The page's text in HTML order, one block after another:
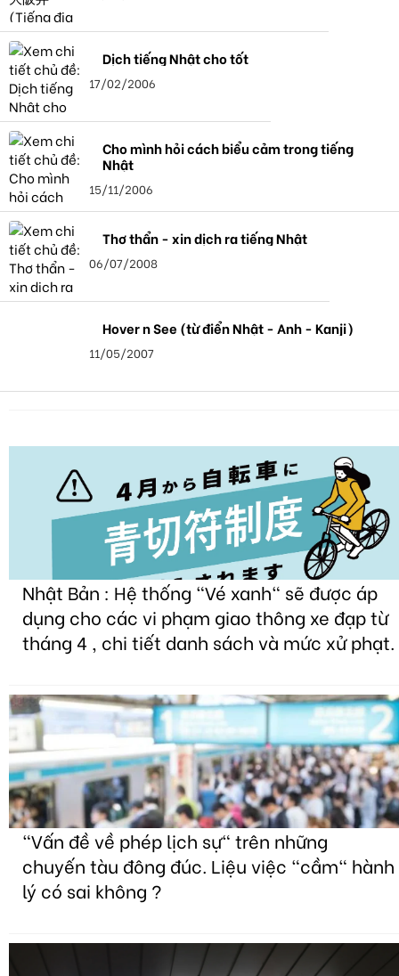
Dịch tiếng Nhật cho tốt
17/02/2006
Cho mình hỏi cách biểu cảm trong tiếng
Nhật
15/11/2006
Thơ thẩn - xin dịch ra tiếng Nhật
06/07/2008
Hover n See (từ điển Nhật - Anh - Kanji)
11/05/2007
Nhật Bản : Hệ thống "Vé xanh" sẽ được áp
dụng cho các vi phạm giao thông xe đạp từ
tháng 4 , chi tiết danh sách và mức xử phạt.
"Vấn đề về phép lịch sự" trên những
chuyến tàu đông đúc. Liệu việc "cầm" hành
lý có sai không ?